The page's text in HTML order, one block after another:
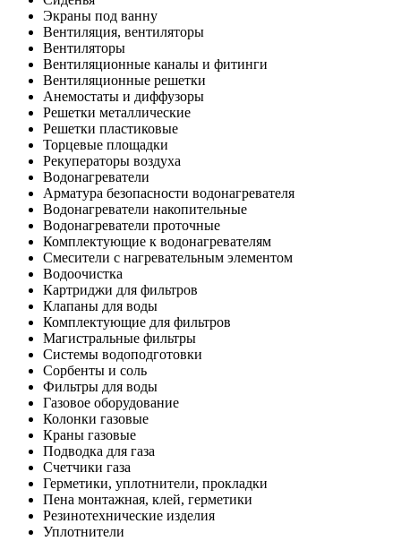
Экраны под ванну
Вентиляция, вентиляторы
Вентиляторы
Вентиляционные каналы и фитинги
Вентиляционные решетки
Анемостаты и диффузоры
Решетки металлические
Решетки пластиковые
Торцевые площадки
Рекуператоры воздуха
Водонагреватели
Арматура безопасности водонагревателя
Водонагреватели накопительные
Водонагреватели проточные
Комплектующие к водонагревателям
Смесители с нагревательным элементом
Водоочистка
Картриджи для фильтров
Клапаны для воды
Комплектующие для фильтров
Магистральные фильтры
Системы водоподготовки
Сорбенты и соль
Фильтры для воды
Газовое оборудование
Колонки газовые
Краны газовые
Подводка для газа
Счетчики газа
Герметики, уплотнители, прокладки
Пена монтажная, клей, герметики
Резинотехнические изделия
Уплотнители